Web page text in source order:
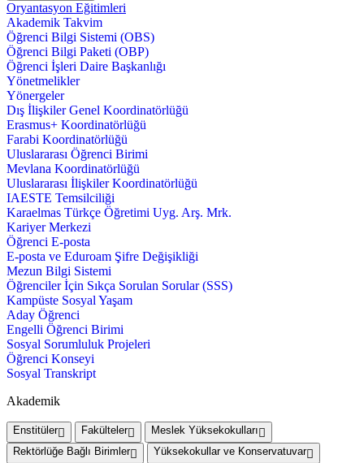
Oryantasyon Eğitimleri
Akademik Takvim
Öğrenci Bilgi Sistemi (OBS)
Öğrenci Bilgi Paketi (OBP)
Öğrenci İşleri Daire Başkanlığı
Yönetmelikler
Yönergeler
Dış İlişkiler Genel Koordinatörlüğü
Erasmus+ Koordinatörlüğü
Farabi Koordinatörlüğü
Uluslararası Öğrenci Birimi
Mevlana Koordinatörlüğü
Uluslararası İlişkiler Koordinatörlüğü
IAESTE Temsilciliği
Karaelmas Türkçe Öğretimi Uyg. Arş. Mrk.
Kariyer Merkezi
Öğrenci E-posta
E-posta ve Eduroam Şifre Değişikliği
Mezun Bilgi Sistemi
Öğrenciler İçin Sıkça Sorulan Sorular (SSS)
Kampüste Sosyal Yaşam
Aday Öğrenci
Engelli Öğrenci Birimi
Sosyal Sorumluluk Projeleri
Öğrenci Konseyi
Sosyal Transkript
Akademik
Enstitüler Fakülteler
Meslek Yüksekokulları
Rektörlüğe Bağlı Birimler
Yüksekokullar ve Konservatuvar